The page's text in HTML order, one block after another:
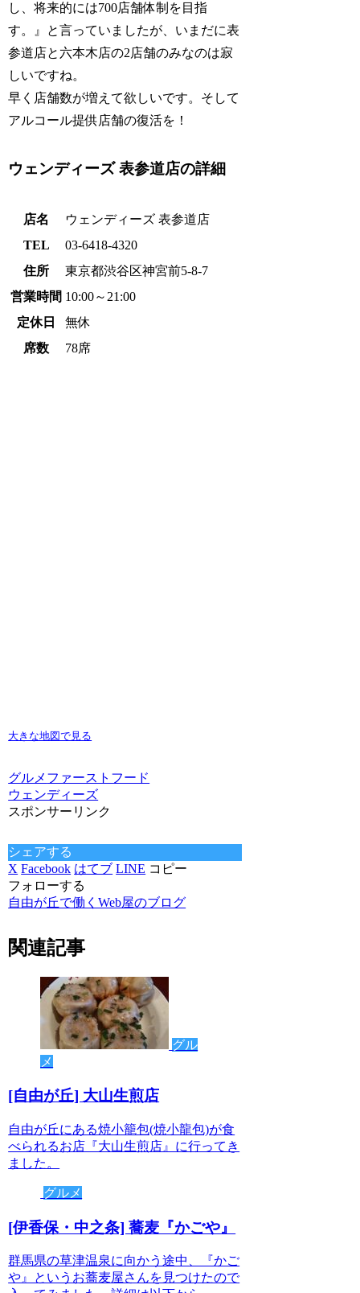
し、将来的には700店舗体制を目指
す。』と言っていましたが、いまだに表
参道店と六本木店の2店舗のみなのは寂
しいですね。
早く店舗数が増えて欲しいです。そして
アルコール提供店舗の復活を！
ウェンディーズ 表参道店の詳細
店名
ウェンディーズ 表参道店
TEL
03-6418-4320
住所
東京都渋谷区神宮前5-8-7
営業時間 10:00～21:00
定休日
無休
席数
78席
大きな地図で見る
グルメ ファーストフード
ウェンディーズ
スポンサーリンク
シェアする
X Facebook はてブ LINE コピー
フォローする
自由が丘で働くWeb屋のブログ
関連記事
グル
メ
[自由が丘] 大山生煎店
自由が丘にある焼小籠包(焼小龍包)が食
べられるお店『大山生煎店』に行ってき
ました。
グルメ
[伊香保・中之条] 蕎麦『かごや』
群馬県の草津温泉に向かう途中、『かご
や』というお蕎麦屋さんを見つけたので